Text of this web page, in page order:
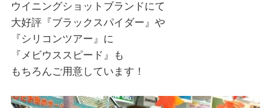
ウイニングショットブランドにて
大好評『ブラックスパイダー』や
『シリコンツアー』に
『メビウススピード』も
もちろんご用意しています！